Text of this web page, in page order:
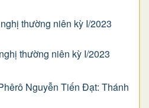
thường niên kỳ I/2023
thường niên kỳ I/2023
Nguyễn Tiến Đạt: Thánh